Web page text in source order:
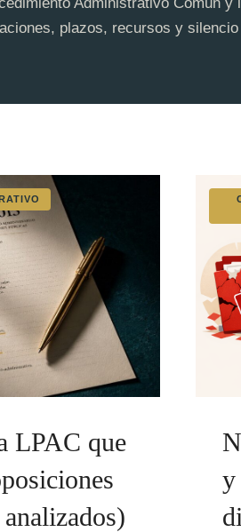
plazos, recursos y
LPAC que
y